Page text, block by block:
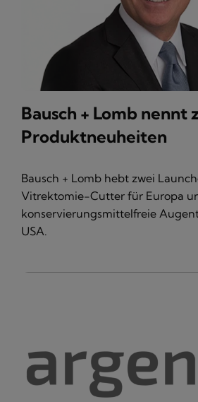
Bausch + Lomb nennt
Produktneuheiten
Bausch + Lomb hebt zwei
Vitrektomie-Cutter für Europa
konservierungsmittelfreie
USA.